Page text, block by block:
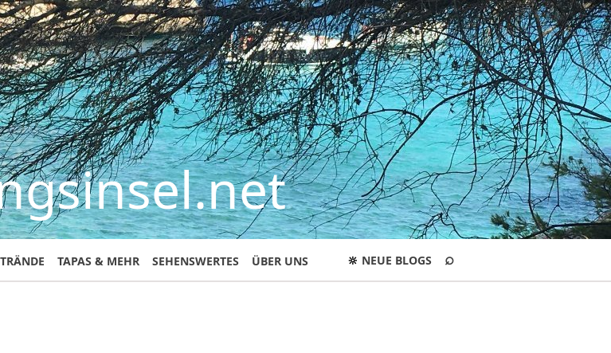
🔆 NEUE BLOGS ⌕
TAPAS & MEHR SEHENSWERTES ÜBER UNS